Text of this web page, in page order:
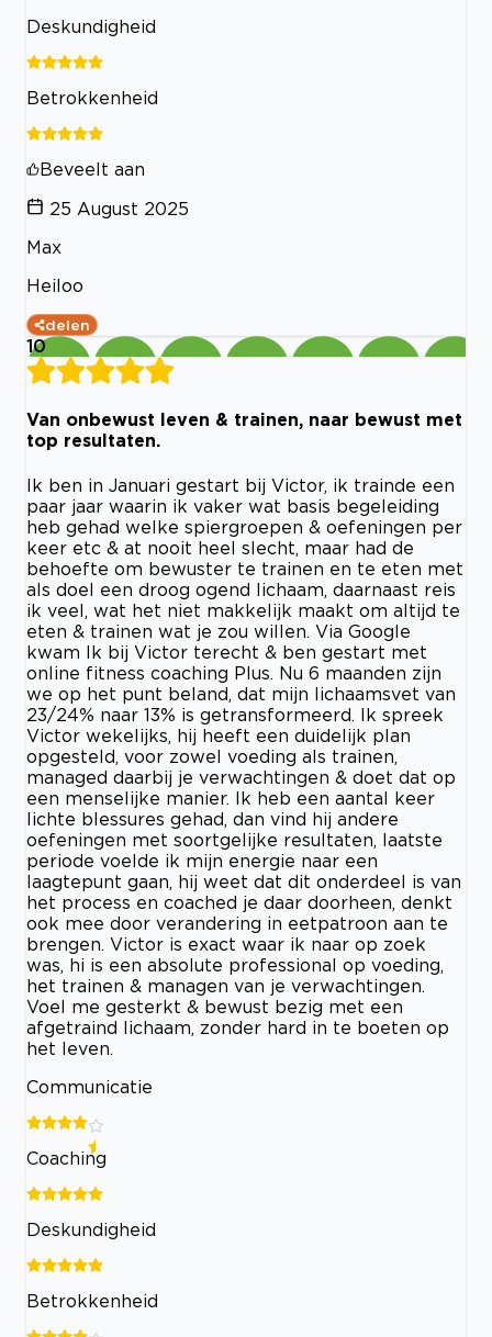
Deskundigheid
Betrokkenheid
Beveelt aan
25 August 2025
Max
Heiloo
delen
10
Van onbewust leven & trainen, naar bewust met
top resultaten.
Ik ben in Januari gestart bij Victor, ik trainde een
paar jaar waarin ik vaker wat basis begeleiding
heb gehad welke spiergroepen & oefeningen per
keer etc & at nooit heel slecht, maar had de
behoefte om bewuster te trainen en te eten met
als doel een droog ogend lichaam, daarnaast reis
ik veel, wat het niet makkelijk maakt om altijd te
eten & trainen wat je zou willen. Via Google
kwam Ik bij Victor terecht & ben gestart met
online fitness coaching Plus. Nu 6 maanden zijn
we op het punt beland, dat mijn lichaamsvet van
23/24% naar 13% is getransformeerd. Ik spreek
Victor wekelijks, hij heeft een duidelijk plan
opgesteld, voor zowel voeding als trainen,
managed daarbij je verwachtingen & doet dat op
een menselijke manier. Ik heb een aantal keer
lichte blessures gehad, dan vind hij andere
oefeningen met soortgelijke resultaten, laatste
periode voelde ik mijn energie naar een
laagtepunt gaan, hij weet dat dit onderdeel is van
het process en coached je daar doorheen, denkt
ook mee door verandering in eetpatroon aan te
brengen. Victor is exact waar ik naar op zoek
was, hi is een absolute professional op voeding,
het trainen & managen van je verwachtingen.
Voel me gesterkt & bewust bezig met een
afgetraind lichaam, zonder hard in te boeten op
het leven.
Communicatie
Coaching
Deskundigheid
Betrokkenheid